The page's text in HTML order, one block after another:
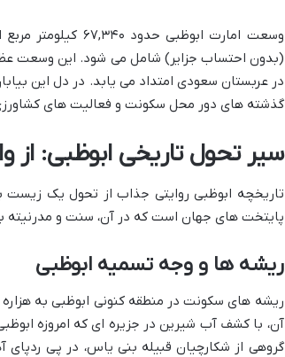
(بدون احتساب جزایر) شامل می شود. این وسعت
در عربستان سعودی امتداد می یابد. در دل این
گذشته های دور محل سکونت و فعالیت های کشاورزی
سیر تحول تاریخی ابوظبی: از
تاریخچه ابوظبی روایتی جذاب از تحول یک زیست
پایتخت های جهان است که در آن، سنت و مدرنیته
ریشه ها و وجه تسمیه ابوظبی
ریشه های سکونت در منطقه کنونی ابوظبی به
آن، با کشف آب شیرین در جزیره ای که امروزه
گروهی از شکارچیان قبیله بنی یاس، در پی